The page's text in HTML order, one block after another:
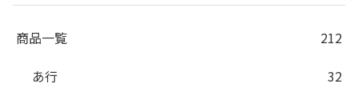
商品一覧
212
あ行
32